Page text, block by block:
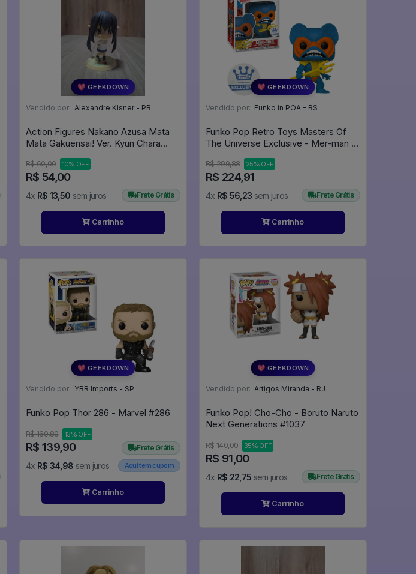
💖 GEEKDOWN
Vendido por: Alexandre Kisner - PR
Action Figures Nakano Azusa Mata
Mata Gakuensai! Ver. Kyun Chara
R$ 60,00 10% OFF
R$ 54,00
4x R$ 13,50 sem juros Frete Grátis
Carrinho
💖 GEEKDOWN
Vendido por: Funko in POA - RS
Funko Pop Retro Toys Masters Of
The Universe Exclusive - Mer-man 91
R$ 299,88 25% OFF
R$ 224,91
4x R$ 56,23 sem juros Frete Grátis
Carrinho
💖 GEEKDOWN
Vendido por: YBR Imports - SP
Funko Pop Thor 286 - Marvel #286
R$ 160,80 13% OFF
R$ 139,90
4x R$ 34,98 sem juros
Frete Grátis
Aqui tem cupom
Carrinho
💖 GEEKDOWN
Vendido por: Artigos Miranda - RJ
Funko Pop! Cho-Cho - Boruto Naruto
Next Generations #1037
R$ 140,00 35% OFF
R$ 91,00
4x R$ 22,75 sem juros Frete Grátis
Carrinho